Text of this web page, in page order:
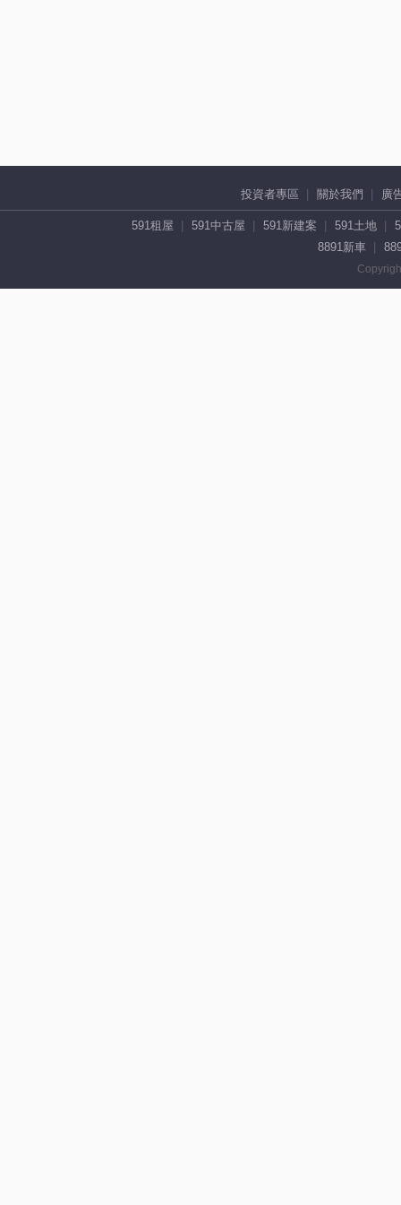
投資者專區 關於我們 廣
591租屋 591中古屋 591新建案 591土地
8891新車